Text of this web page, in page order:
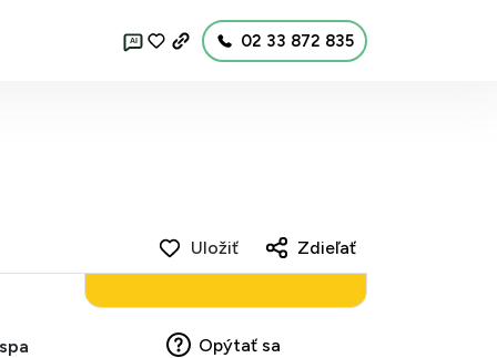
AI 02 33 872 835
Uložiť Zdieľať
Opýtať sa